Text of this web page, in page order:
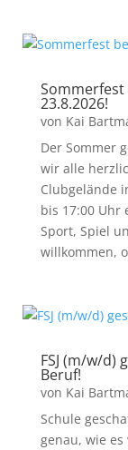
Sommerfest
23.8.2026!
von Kai
Der Sommer
wir alle
Clubgelände
bis 17:00 Uhr
Sport, Spiel
willkommen,
FSJ (m/w/d)
Beruf!
von Kai
Schule
genau, wie